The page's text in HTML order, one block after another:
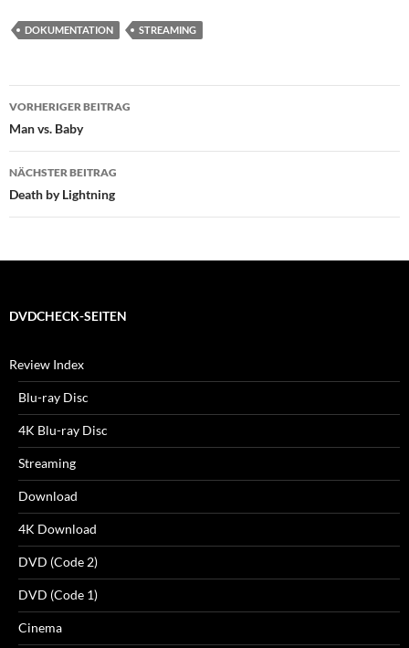
DOKUMENTATION STREAMING
Beitragsnavigation
VORHERIGER BEITRAG
Man vs. Baby
NÄCHSTER BEITRAG
Death by Lightning
DVDCHECK-SEITEN
Review Index
Blu-ray Disc
4K Blu-ray Disc
Streaming
Download
4K Download
DVD (Code 2)
DVD (Code 1)
Cinema